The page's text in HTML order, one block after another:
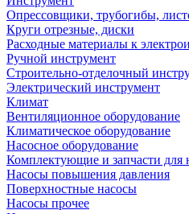
Опрессовщики, трубогибы,
Круги отрезные, диски
Расходные материалы к
Ручной инструмент
Строительно-отделочный
Электрический инструмент
Климат
Вентиляционное оборудование
Климатическое оборудование
Насосное оборудование
Комплектующие и запчасти для
Насосы повышения давления
Поверхностные насосы
Насосы прочее